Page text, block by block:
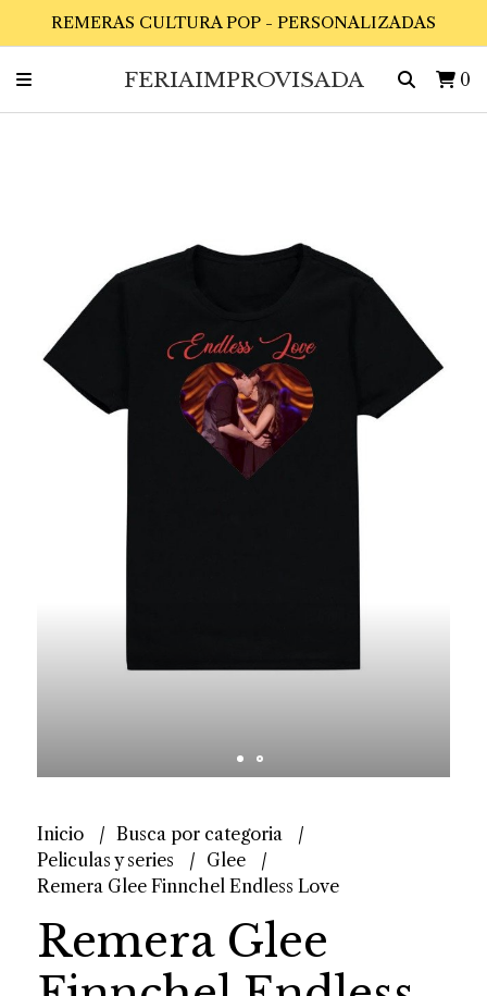
REMERAS CULTURA POP - PERSONALIZADAS
FERIAIMPROVISADA 0
Inicio
Busca por categoria
Peliculas y series
Glee
Remera Glee Finnchel Endless Love
Remera Glee